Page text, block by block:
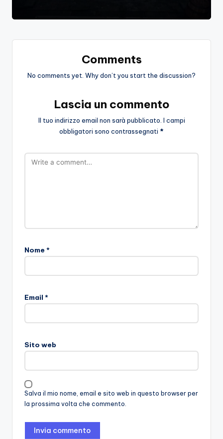
Comments
No comments yet. Why don’t you start the discussion?
Lascia un commento
Il tuo indirizzo email non sarà pubblicato. I campi
obbligatori sono contrassegnati *
Nome *
Email *
Sito web
Salva il mio nome, email e sito web in questo browser per
la prossima volta che commento.